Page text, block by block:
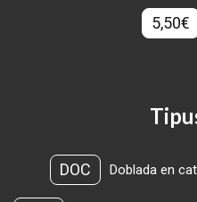
5,50€
DOC Doblada en